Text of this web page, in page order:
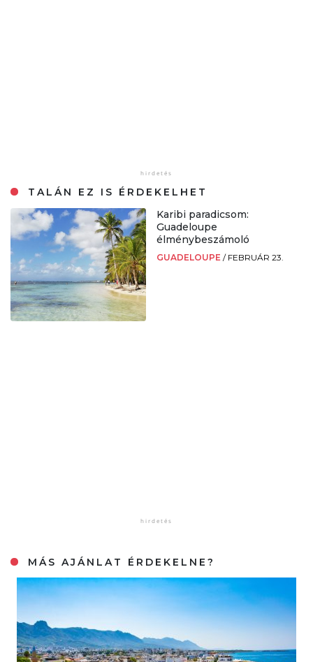
TALÁN EZ IS ÉRDEKELHET
Karibi paradicsom:
Guadeloupe
élménybeszámoló
GUADELOUPE / FEBRUÁR 23.
MÁS AJÁNLAT ÉRDEKELNE?